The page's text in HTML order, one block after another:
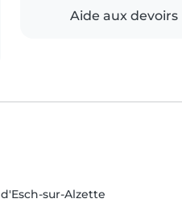
Aide aux devoirs
sur-Alzette